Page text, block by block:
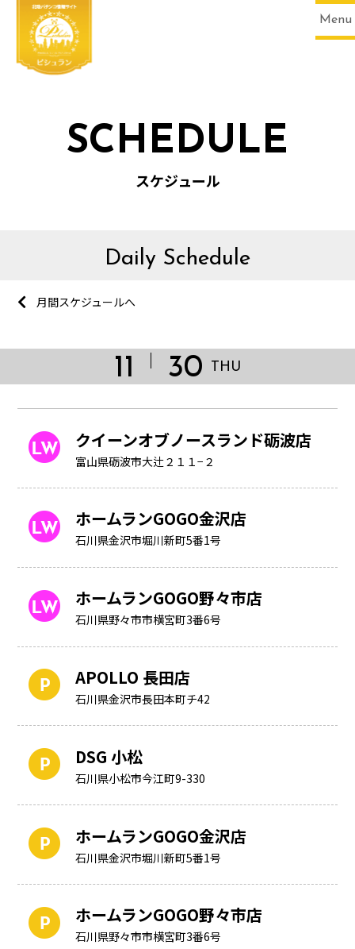
Menu
SCHEDULE
スケジュール
Daily Schedule
月間スケジュールへ
11 30 THU
クイーンオブノースランド砺波店
富山県砺波市大辻２１１−２
ホームランGOGO金沢店
石川県金沢市堀川新町5番1号
ホームランGOGO野々市店
石川県野々市市横宮町3番6号
APOLLO 長田店
石川県金沢市長田本町チ42
DSG 小松
石川県小松市今江町9-330
ホームランGOGO金沢店
石川県金沢市堀川新町5番1号
ホームランGOGO野々市店
石川県野々市市横宮町3番6号